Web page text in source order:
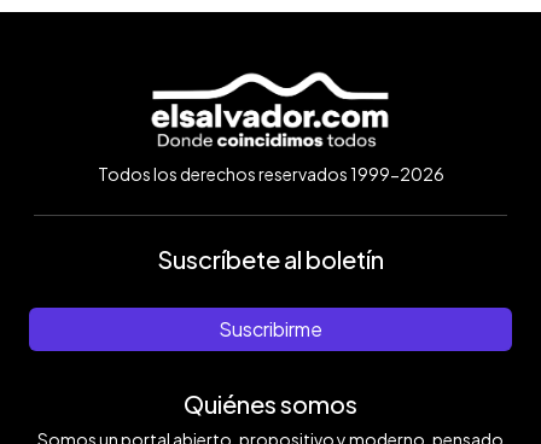
Todos los derechos reservados 1999-2026
Suscríbete al boletín
Suscribirme
Quiénes somos
Somos un portal abierto, propositivo y moderno, pensado